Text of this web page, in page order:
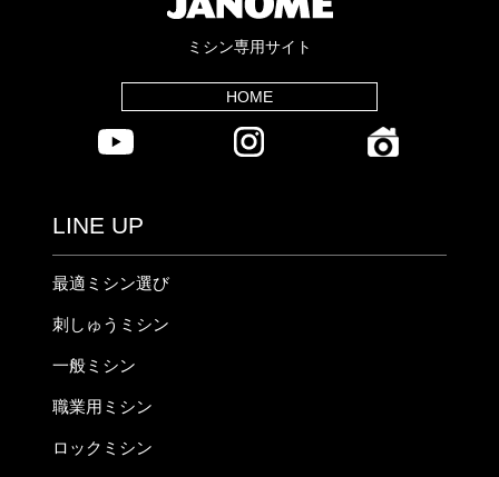
ミシン専用サイト
HOME
LINE UP
最適ミシン選び
刺しゅうミシン
一般ミシン
職業用ミシン
ロックミシン